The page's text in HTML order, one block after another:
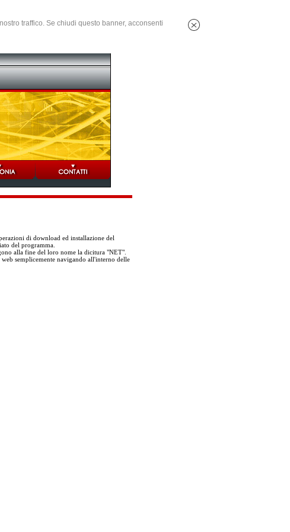
traffico. Se chiudi questo banner, acconsenti
di download ed installazione del
del programma.
alla fine del loro nome la dicitura "NET".
semplicemente navigando all'interno delle